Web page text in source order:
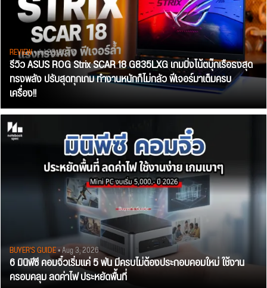
REVIEW• Jul 28, 2026
รีวิว ASUS ROG Strix SCAR 18 G835LXG เกมมิ่งโน้ตบุ๊กเรือธงสุด
ทรงพลัง ปรับสุดทุกเกม ทำงานหนักก็ไม่กลัว ฟีเจอร์มาเต็มครบ
เครื่อง!!
BUYER'S GUIDE• Aug 3, 2026
6 มินิพีซี คอมจิ๋วเริ่มแค่ 5 พัน มีครบไม่ต้องประกอบคอมใหม่ ใช้งาน
ครอบคลุม ลดค่าไฟ ประหยัดพื้นที่